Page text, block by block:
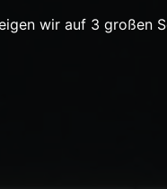
wir auf 3 großen